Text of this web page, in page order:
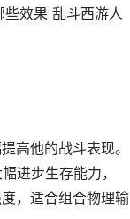
效果 乱斗西游人
高他的战斗表现。
进步生存能力，
，适合组合物理输